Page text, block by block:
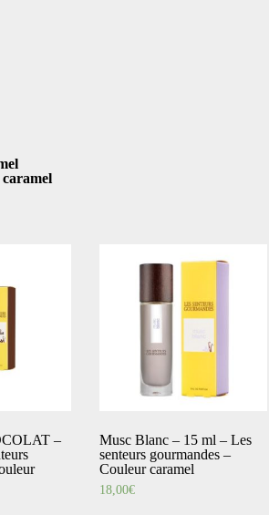
–
Musc Blanc – 15 ml – Les
senteurs gourmandes –
Couleur caramel
18,00€